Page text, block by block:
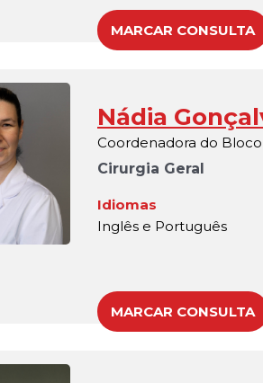
MARCAR CONSULTA
Nádia
Coordenadora do
Cirurgia Geral
Idiomas
Inglês e Português
MARCAR CONSULTA